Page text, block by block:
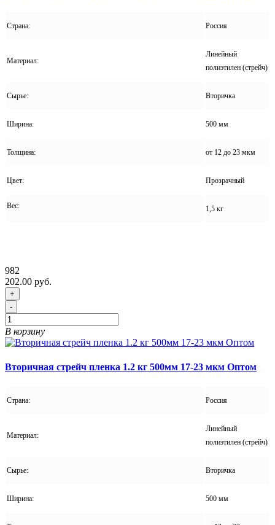
Страна: Россия
Материал:
Линейный
полиэтилен (стрейч)
Сырье: Вторичка
Ширина: 500 мм
Толщина: от 12 до 23 мкм
Цвет: Прозрачный
Вес: 1,5 кг
982
202.00 руб.
+
-
В корзину
Вторичная стрейч пленка 1.2 кг 500мм 17-23 мкм Оптом
Страна: Россия
Материал:
Линейный
полиэтилен (стрейч)
Сырье: Вторичка
Ширина: 500 мм